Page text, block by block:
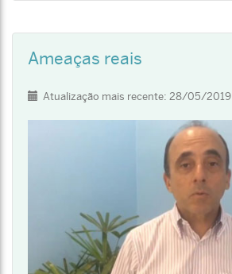
Ameaças reais
Detalhes
Atualização mais recente: 28/05/2019